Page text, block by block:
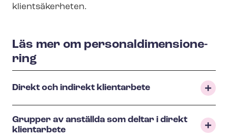
klientsäkerheten.
Läs mer om per­so­nal­di­men­sio­ne­
ring
Direkt och indirekt klientarbete
Grupper av anställda som deltar i direkt
klientarbete